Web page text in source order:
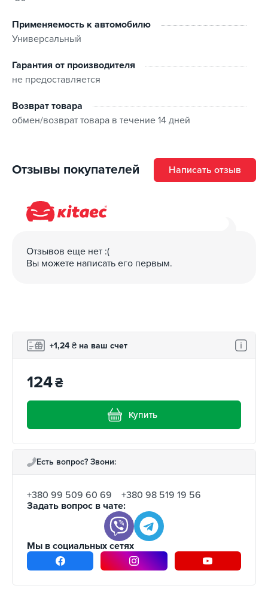
Применяемость к автомобилю
Универсальный
Гарантия от производителя
не предоставляется
Возврат товара
обмен/возврат товара в течение 14 дней
Отзывы покупателей Написать отзыв
Отзывов еще нет :(
Вы можете написать его первым.
+1,24 ₴ на ваш счет
124₴
Купить
Есть вопрос? Звони:
+380 99 509 60 69
+380 98 519 19 56
Задать вопрос в чате:
Мы в социальных сетях